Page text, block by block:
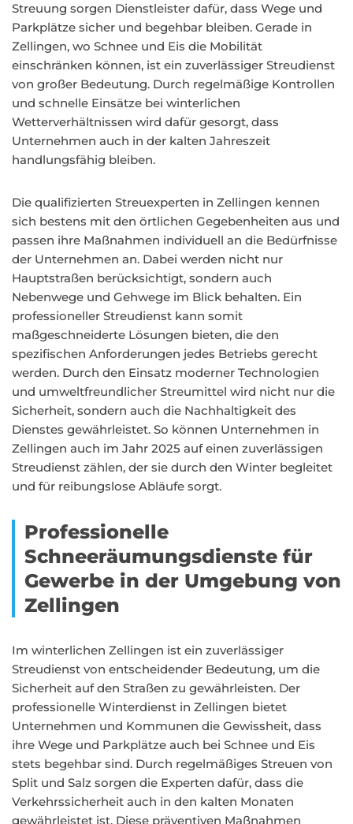
Streuung sorgen Dienstleister dafür, dass Wege und
Parkplätze sicher und begehbar bleiben. Gerade in
Zellingen, wo Schnee und Eis die Mobilität
einschränken können, ist ein zuverlässiger Streudienst
von großer Bedeutung. Durch regelmäßige Kontrollen
und schnelle Einsätze bei winterlichen
Wetterverhältnissen wird dafür gesorgt, dass
Unternehmen auch in der kalten Jahreszeit
handlungsfähig bleiben.
Die qualifizierten Streuexperten in Zellingen kennen
sich bestens mit den örtlichen Gegebenheiten aus und
passen ihre Maßnahmen individuell an die Bedürfnisse
der Unternehmen an. Dabei werden nicht nur
Hauptstraßen berücksichtigt, sondern auch
Nebenwege und Gehwege im Blick behalten. Ein
professioneller Streudienst kann somit
maßgeschneiderte Lösungen bieten, die den
spezifischen Anforderungen jedes Betriebs gerecht
werden. Durch den Einsatz moderner Technologien
und umweltfreundlicher Streumittel wird nicht nur die
Sicherheit, sondern auch die Nachhaltigkeit des
Dienstes gewährleistet. So können Unternehmen in
Zellingen auch im Jahr 2025 auf einen zuverlässigen
Streudienst zählen, der sie durch den Winter begleitet
und für reibungslose Abläufe sorgt.
Professionelle
Schneeräumungsdienste für
Gewerbe in der Umgebung von
Zellingen
Im winterlichen Zellingen ist ein zuverlässiger
Streudienst von entscheidender Bedeutung, um die
Sicherheit auf den Straßen zu gewährleisten. Der
professionelle Winterdienst in Zellingen bietet
Unternehmen und Kommunen die Gewissheit, dass
ihre Wege und Parkplätze auch bei Schnee und Eis
stets begehbar sind. Durch regelmäßiges Streuen von
Split und Salz sorgen die Experten dafür, dass die
Verkehrssicherheit auch in den kalten Monaten
gewährleistet ist. Diese präventiven Maßnahmen